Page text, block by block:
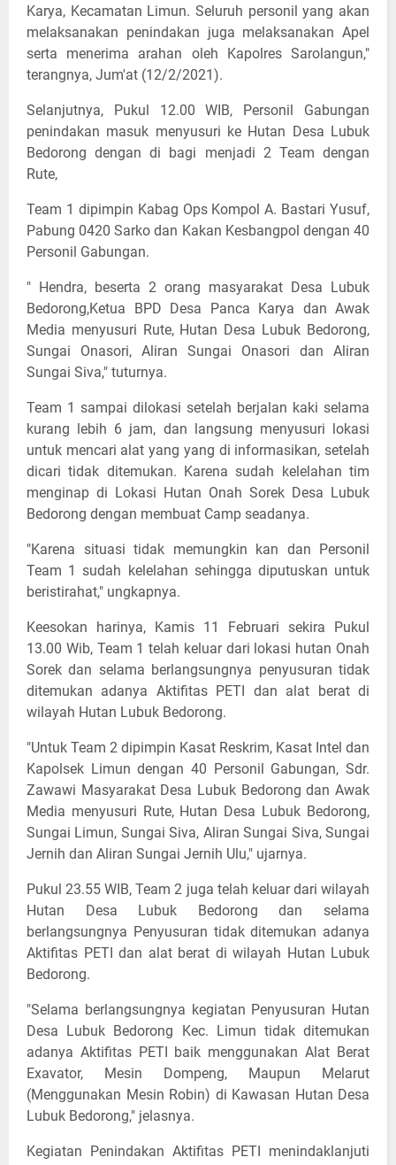
Karya, Kecamatan Limun. Seluruh personil yang akan
melaksanakan penindakan juga melaksanakan Apel
serta menerima arahan oleh Kapolres Sarolangun,"
terangnya, Jum'at (12/2/2021).
Selanjutnya, Pukul 12.00 WIB, Personil Gabungan
penindakan masuk menyusuri ke Hutan Desa Lubuk
Bedorong dengan di bagi menjadi 2 Team dengan
Rute,
Team 1 dipimpin Kabag Ops Kompol A. Bastari Yusuf,
Pabung 0420 Sarko dan Kakan Kesbangpol dengan 40
Personil Gabungan.
" Hendra, beserta 2 orang masyarakat Desa Lubuk
Bedorong,Ketua BPD Desa Panca Karya dan Awak
Media menyusuri Rute, Hutan Desa Lubuk Bedorong,
Sungai Onasori, Aliran Sungai Onasori dan Aliran
Sungai Siva," tuturnya.
Team 1 sampai dilokasi setelah berjalan kaki selama
kurang lebih 6 jam, dan langsung menyusuri lokasi
untuk mencari alat yang yang di informasikan, setelah
dicari tidak ditemukan. Karena sudah kelelahan tim
menginap di Lokasi Hutan Onah Sorek Desa Lubuk
Bedorong dengan membuat Camp seadanya.
"Karena situasi tidak memungkin kan dan Personil
Team 1 sudah kelelahan sehingga diputuskan untuk
beristirahat," ungkapnya.
Keesokan harinya, Kamis 11 Februari sekira Pukul
13.00 Wib, Team 1 telah keluar dari lokasi hutan Onah
Sorek dan selama berlangsungnya penyusuran tidak
ditemukan adanya Aktifitas PETI dan alat berat di
wilayah Hutan Lubuk Bedorong.
"Untuk Team 2 dipimpin Kasat Reskrim, Kasat Intel dan
Kapolsek Limun dengan 40 Personil Gabungan, Sdr.
Zawawi Masyarakat Desa Lubuk Bedorong dan Awak
Media menyusuri Rute, Hutan Desa Lubuk Bedorong,
Sungai Limun, Sungai Siva, Aliran Sungai Siva, Sungai
Jernih dan Aliran Sungai Jernih Ulu," ujarnya.
Pukul 23.55 WIB, Team 2 juga telah keluar dari wilayah
Hutan Desa Lubuk Bedorong dan selama
berlangsungnya Penyusuran tidak ditemukan adanya
Aktifitas PETI dan alat berat di wilayah Hutan Lubuk
Bedorong.
"Selama berlangsungnya kegiatan Penyusuran Hutan
Desa Lubuk Bedorong Kec. Limun tidak ditemukan
adanya Aktifitas PETI baik menggunakan Alat Berat
Exavator, Mesin Dompeng, Maupun Melarut
(Menggunakan Mesin Robin) di Kawasan Hutan Desa
Lubuk Bedorong," jelasnya.
Kegiatan Penindakan Aktifitas PETI menindaklanjuti